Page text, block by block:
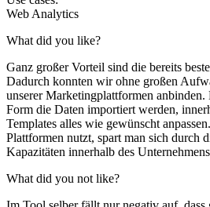
Web Analytics
What did you like?
Ganz großer Vorteil sind die bereits
Dadurch konnten wir ohne großen
unserer Marketingplattformen
Form die Daten importiert werden,
Templates alles wie gewünscht
Plattformen nutzt, spart man sich durch
Kapazitäten innerhalb des
What did you not like?